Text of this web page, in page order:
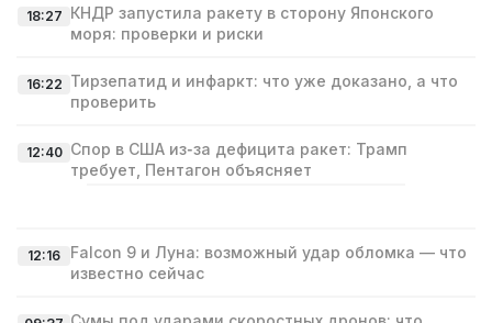
18:27 КНДР запустила ракету в сторону Японского
моря: проверки и риски
16:22 Тирзепатид и инфаркт: что уже доказано, а что
проверить
12:40 Спор в США из‑за дефицита ракет: Трамп
требует, Пентагон объясняет
12:16
Falcon 9 и Луна: возможный удар обломка — что
известно сейчас